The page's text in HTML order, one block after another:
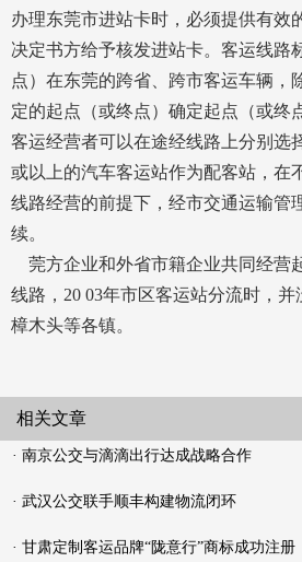
办理东莞市进站卡时，必须提供有效
决定书方给予核发进站卡。客运线路
点）在东莞的跨省、跨市客运车辆，
定的起点（或终点）确定起点（或终
客运经营者可以在途经线路上分别
或以上的汽车客运站作为配客站，在
线路经营的前提下，经市交通运输管
续。
莞方企业和外省市籍企业共同经营
线路，20 03年市区客运站分流时，并
樟木头等各镇。
相关文章
· 南京公交与滴滴出行达成战略合作
· 武汉公交联手顺丰构建物流闭环
· 甘肃定制客运品牌“陇意行”商标成功注册